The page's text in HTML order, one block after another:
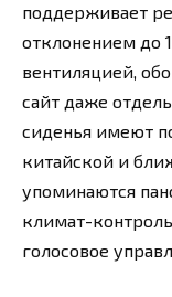
поддерживает
отклонением до
вентиляцией,
сайт даже
сиденья имеют
китайской и
упоминаются
климат-
голосовое